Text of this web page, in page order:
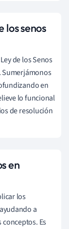
los senos
de los Senos
Sumerjámonos
en
lo funcional
de resolución
en
los
a
Es